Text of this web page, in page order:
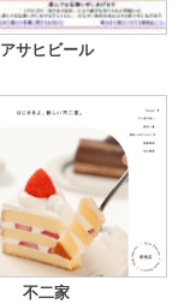
アサヒビール
不二家